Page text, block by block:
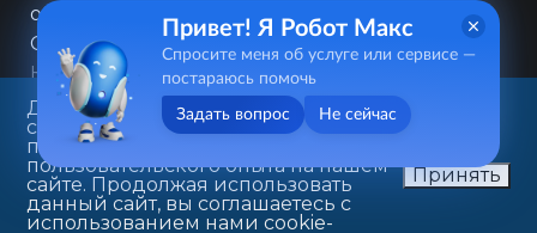
образования городского округа «Город
Саратов»
Контакты
Карта сайта
Политика в отношении обработки
персональных данных
410031, г. Саратов, ул. Первомайская, д. 78
+7(8452)26-02-49
Данный веб-сайт использует
cookie-файлы в целях
предоставления вам лучшего
пользовательского опыта на нашем
сайте. Продолжая использовать
данный сайт, вы соглашаетесь с
использованием нами cookie-
Принять
Привет! Я Робот Макс
Спросите меня об услуге или сервисе —
постараюсь помочь
Задать вопрос Не сейчас